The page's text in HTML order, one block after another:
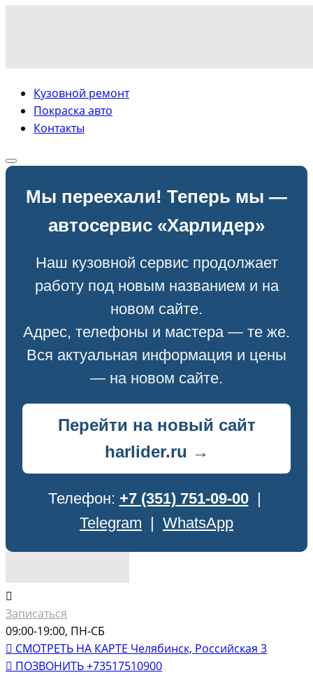
Кузовной ремонт
Покраска авто
Контакты
Мы переехали! Теперь мы —
автосервис «Харлидер»
Наш кузовной сервис продолжает
работу под новым названием и на
новом сайте.
Адрес, телефоны и мастера — те же.
Вся актуальная информация и цены
— на новом сайте.
Перейти на новый сайт
harlider.ru →
Телефон: +7 (351) 751-09-00|
Telegram | WhatsApp
Записаться
09:00-19:00, ПН-СБ
СМОТРЕТЬ НА КАРТЕ Челябинск, Российская 3
ПОЗВОНИТЬ+73517510900